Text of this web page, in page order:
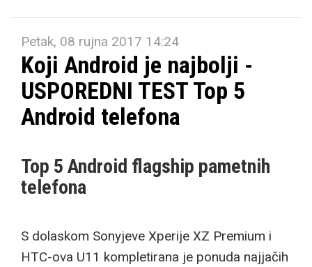
Petak, 08 rujna 2017 14:24
Koji Android je najbolji -
USPOREDNI TEST Top 5
Android telefona
Top 5 Android flagship pametnih
telefona
S dolaskom Sonyjeve Xperije XZ Premium i
HTC-ova U11 kompletirana je ponuda najjačih